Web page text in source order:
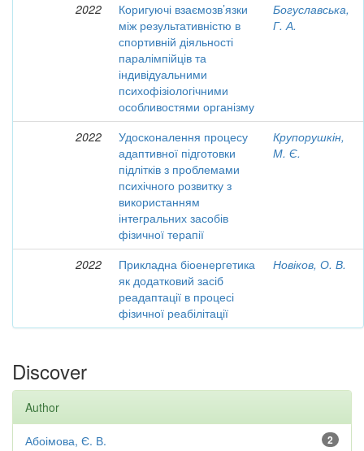
2022
Коригуючі взаємозв’язки
між результативністю в
спортивній діяльності
паралімпійців та
індивідуальними
психофізіологічними
особливостями організму
Богуславська,
Г. А.
2022
Удосконалення процесу
адаптивної підготовки
підлітків з проблемами
психічного розвитку з
використанням
інтегральних засобів
фізичної терапії
Крупорушкін,
М. Є.
2022
Прикладна біоенергетика
як додатковий засіб
реадаптації в процесі
фізичної реабілітації
Новіков, О. В.
Discover
Author
2
Абоімова, Є. В.